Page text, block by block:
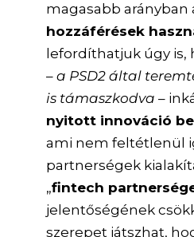
magasabb arányban
hozzáférések
lefordíthatjuk úgy is,
– a PSD2 által
is támaszkodva –
nyitott innováció
ami nem feltétlenül
partnerségek
„fintech
jelentőségének
szerepet játszhat,